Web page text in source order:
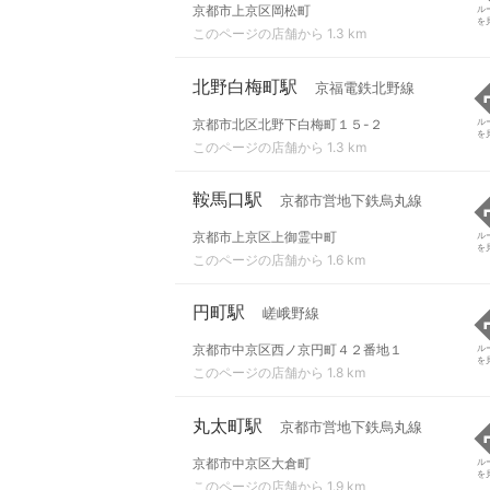
京都市上京区岡松町
このページの店舗から 1.3 km
ル
を
北野白梅町駅 京福電鉄北野線
京都市北区北野下白梅町１５-２
このページの店舗から 1.3 km
ル
を
鞍馬口駅 京都市営地下鉄烏丸線
京都市上京区上御霊中町
このページの店舗から 1.6 km
ル
を
円町駅 嵯峨野線
京都市中京区西ノ京円町４２番地１
このページの店舗から 1.8 km
ル
を
丸太町駅 京都市営地下鉄烏丸線
京都市中京区大倉町
このページの店舗から 1.9 km
ル
を